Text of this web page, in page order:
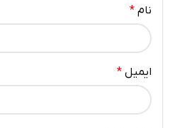
نام *
ایمیل *